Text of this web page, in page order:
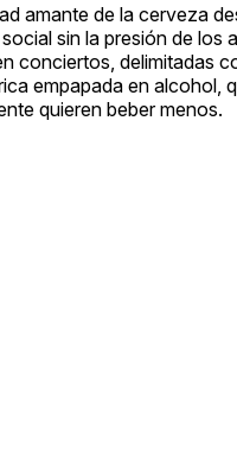
amante de la cerveza
sin la presión de los
conciertos, delimitadas
empapada en alcohol,
quieren beber menos.